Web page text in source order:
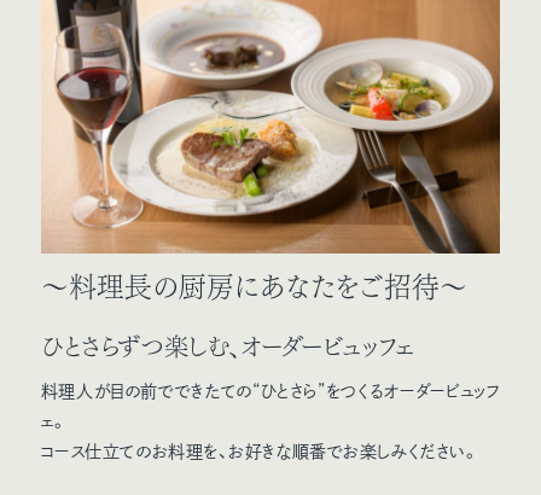
〜料理長の厨房にあなたをご招待～
ひとさらずつ楽しむ、オーダービュッフェ
料理人が目の前でできたての“ひとさら”をつくるオーダービュッフ
ェ。
コース仕立てのお料理を、お好きな順番でお楽しみください。